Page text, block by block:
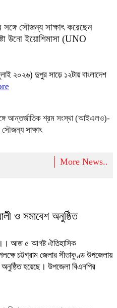
সঙ্গে সৌজন্য সাক্ষাৎ করেছেন
উনো ইয়োশিমাসা (UNO
২০২৬) দুপুর সাড়ে ১২টায় বাংলাদেশ
আন্তর্জাতিক শ্রম সংস্থা (আইএলও)-
সাক্ষাৎ
More News..
ও সমাবেশ অনুষ্ঠিত
আজ ৫ আগষ্ট ঐতিহাসিক
চট্টগ্রাম জেলার সীতাকুণ্ড উপজেলায়
অনুষ্ঠিত হয়েছে। উপজেলা বিএনপির